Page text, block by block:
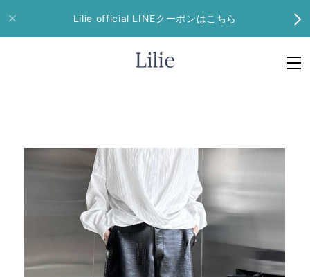
Lilie official LINEクーポンはこちら